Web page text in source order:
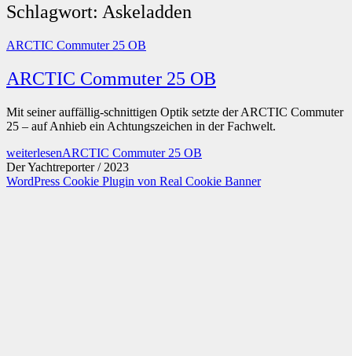
Schlagwort: Askeladden
ARCTIC Commuter 25 OB
ARCTIC Commuter 25 OB
Mit seiner auffällig-schnittigen Optik setzte der ARCTIC Commuter
25 – auf Anhieb ein Achtungszeichen in der Fachwelt.
weiterlesenARCTIC Commuter 25 OB
Der Yachtreporter / 2023
WordPress Cookie Plugin von Real Cookie Banner